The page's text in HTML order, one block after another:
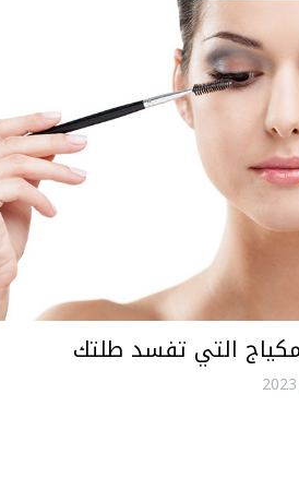
التي تفسد طلتك